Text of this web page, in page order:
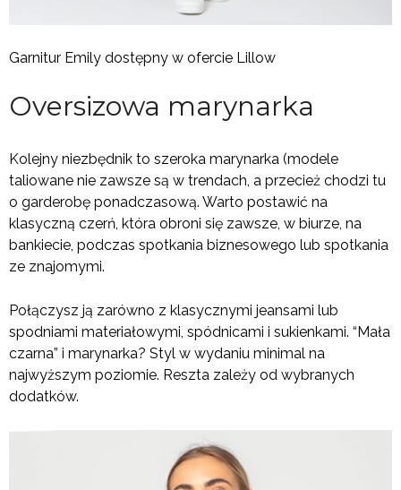
Garnitur Emily dostępny w ofercie Lillow
Oversizowa marynarka
Kolejny niezbędnik to szeroka marynarka (modele
taliowane nie zawsze są w trendach, a przecież chodzi tu
o garderobę ponadczasową. Warto postawić na
klasyczną czerń, która obroni się zawsze, w biurze, na
bankiecie, podczas spotkania biznesowego lub spotkania
ze znajomymi.
Połączysz ją zarówno z klasycznymi jeansami lub
spodniami materiałowymi, spódnicami i sukienkami. “Mała
czarna” i marynarka? Styl w wydaniu minimal na
najwyższym poziomie. Reszta zależy od wybranych
dodatków.